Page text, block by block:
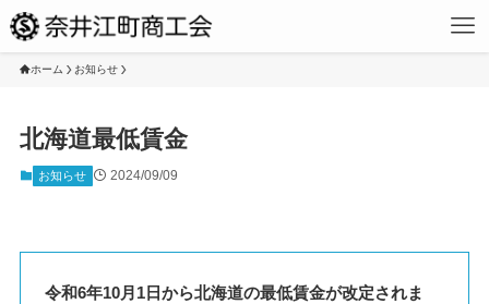
ホーム お知らせ
北海道最低賃金
お知らせ 2024/09/09
令和6年10月1日から北海道の最低賃金が改定されま